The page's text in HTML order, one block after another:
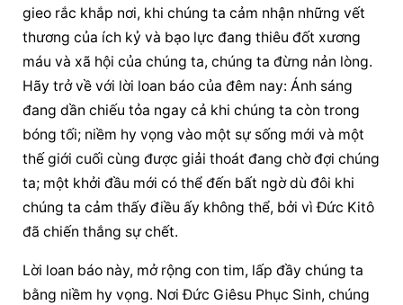
gieo rắc khắp nơi, khi chúng ta cảm nhận những vết
thương của ích kỷ và bạo lực đang thiêu đốt xương
máu và xã hội của chúng ta, chúng ta đừng nản lòng.
Hãy trở về với lời loan báo của đêm nay: Ánh sáng
đang dần chiếu tỏa ngay cả khi chúng ta còn trong
bóng tối; niềm hy vọng vào một sự sống mới và một
thế giới cuối cùng được giải thoát đang chờ đợi chúng
ta; một khởi đầu mới có thể đến bất ngờ dù đôi khi
chúng ta cảm thấy điều ấy không thể, bởi vì Đức Kitô
đã chiến thắng sự chết.
Lời loan báo này, mở rộng con tim, lấp đầy chúng ta
bằng niềm hy vọng. Nơi Đức Giêsu Phục Sinh, chúng